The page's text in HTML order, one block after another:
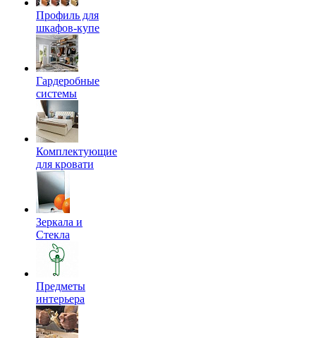
Профиль для
шкафов-купе
Гардеробные
системы
Комплектующие
для кровати
Зеркала и
Стекла
Предметы
интерьера